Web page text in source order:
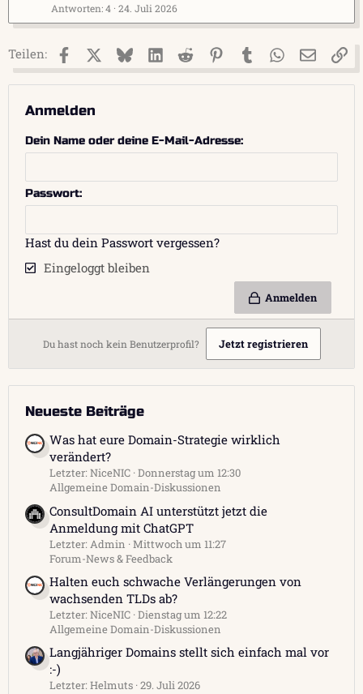
Antworten 4 24. Juli 2026
Teilen: FacebookX (Twitter)
BlueskyLinkedIn
Reddit PinterestTumblr WhatsApp
E-Mail
Anmelden
Dein Name oder deine E-Mail-Adresse
Passwort
Hast du dein Passwort vergessen?
Eingeloggt bleiben
Anmelden
Du hast noch kein Benutzerprofil? Jetzt registrieren
Neueste Beiträge
Was hat eure Domain-Strategie wirklich
verändert?
Letzter: NiceNIC Donnerstag um 12:30
Allgemeine Domain-Diskussionen
ConsultDomain AI unterstützt jetzt die
Anmeldung mit ChatGPT
Letzter: Admin Mittwoch um 11:27
Forum-News & Feedback
Halten euch schwache Verlängerungen von
wachsenden TLDs ab?
Letzter: NiceNIC Dienstag um 12:22
Allgemeine Domain-Diskussionen
Langjähriger Domains stellt sich einfach mal vor
:-)
Letzter: Helmuts 29. Juli 2026